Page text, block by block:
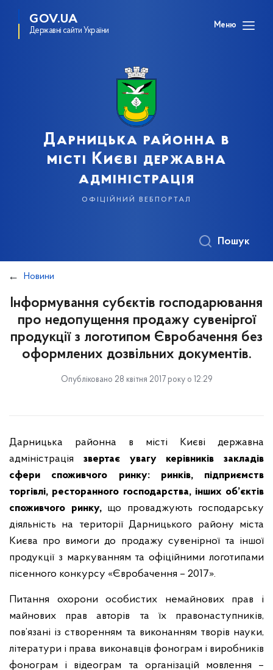
GOV.UA
Державні сайти України
Меню
Дарницька районна в
місті Києві державна
адміністрація
офіційний вебпортал
Пошук
Новини
Інформування субєктів господарювання
про недопущення продажу сувеніргої
продукції з логотипом Євробачення без
оформлених дозвільних документів.
Опубліковано 28 квітня 2017 року о 12:29
Дарницька районна в місті Києві державна
адміністрація звертає увагу керівників закладів
сфери споживчого ринку: ринків, підприємств
торгівлі, ресторанного господарства, інших об’єктів
споживчого ринку,що проваджують господарську
діяльність на території Дарницького району міста
Києва про вимоги до продажу сувенірної та іншої
продукції з маркуванням та офіційними логотипами
пісенного конкурсу «Євробачення – 2017».
Питання охорони особистих немайнових прав і
майнових прав авторів та їх правонаступників,
пов’язані із створенням та виконанням творів науки,
літератури і права виконавців фонограм і виробників
фонограм і відеограм та організацій мовлення –